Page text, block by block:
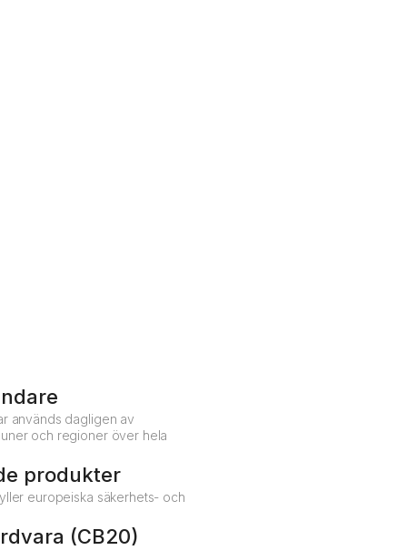
används dagligen av
och regioner över hela
produkter
europeiska säkerhets- och
(CB20)